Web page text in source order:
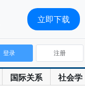
国际关系 社会学
登录 注册
立即下载